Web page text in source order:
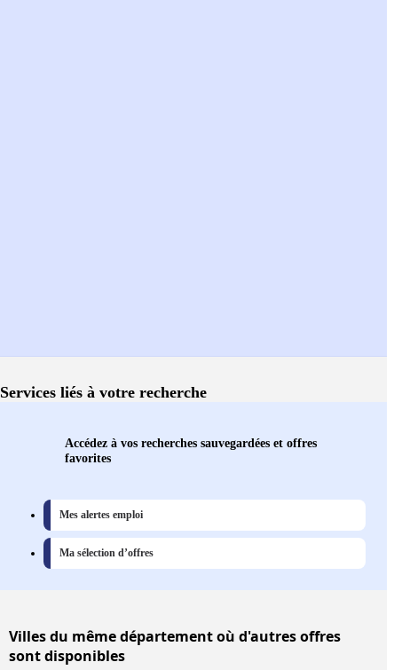
Services liés à votre recherche
Accédez à vos recherches sauvegardées et offres
favorites
Mes alertes emploi
Ma sélection d’offres
Villesdu même département où d'autres offres
sont disponibles